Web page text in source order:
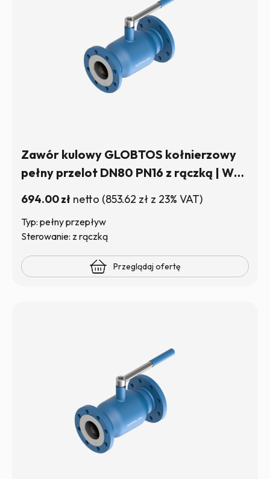
Zawór kulowy GLOBTOS kołnierzowy
pełny przelot DN80 PN16 z rączką | W
694.00zł netto (853.62 zł z 23% VAT)
Typ: pełny przepływ
Sterowanie: z rączką
Przeglądaj ofertę